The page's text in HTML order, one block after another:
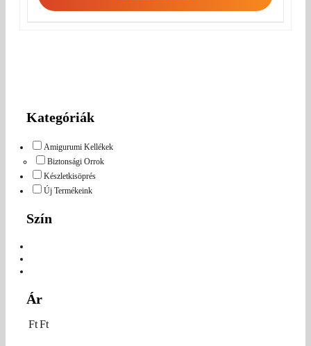
Kategóriák
Amigurumi Kellékek
Biztonsági Orrok
Készletkisöprés
Új Termékeink
Szín
Ár
FtFt